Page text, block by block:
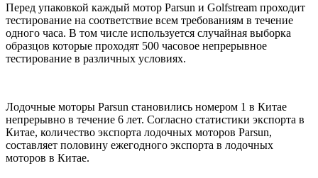
Перед упаковкой каждый мотор Parsun и Golfstream проходит
тестирование на соответствие всем требованиям в течение
одного часа. В том числе используется случайная выборка
образцов которые проходят 500 часовое непрерывное
тестирование в различных условиях.
Лодочные моторы Parsun становились номером 1 в Китае
непрерывно в течение 6 лет. Согласно статистики экспорта в
Китае, количество экспорта лодочных моторов Parsun,
составляет половину ежегодного экспорта в лодочных
моторов в Китае.